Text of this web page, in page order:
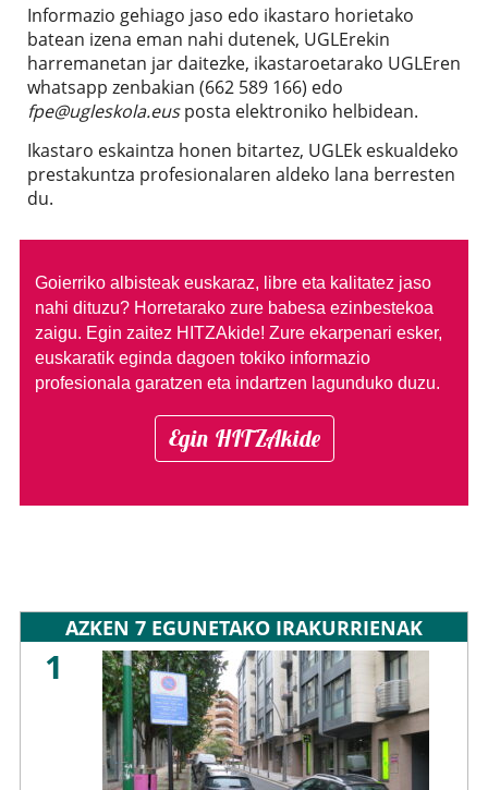
Informazio gehiago jaso edo ikastaro horietako
batean izena eman nahi dutenek, UGLErekin
harremanetan jar daitezke, ikastaroetarako UGLEren
whatsapp zenbakian (662 589 166) edo
fpe@ugleskola.eusposta elektroniko helbidean.
Ikastaro eskaintza honen bitartez, UGLEk eskualdeko
prestakuntza profesionalaren aldeko lana berresten
du.
Goierriko albisteak euskaraz, libre eta kalitatez jaso
nahi dituzu? Horretarako zure babesa ezinbestekoa
zaigu. Egin zaitez HITZAkide! Zure ekarpenari esker,
euskaratik eginda dagoen tokiko informazio
profesionala garatzen eta indartzen lagunduko duzu.
Egin HITZAkide
AZKEN 7 EGUNETAKO IRAKURRIENAK
1